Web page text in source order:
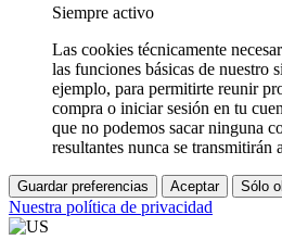
Siempre activo
Las cookies técnicamente
las funciones básicas de nuestro
ejemplo, para permitirte reunir
compra o iniciar sesión en tu
que no podemos sacar ninguna
resultantes nunca se transmitirán
Guardar preferencias Aceptar Sólo
Nuestra política de privacidad